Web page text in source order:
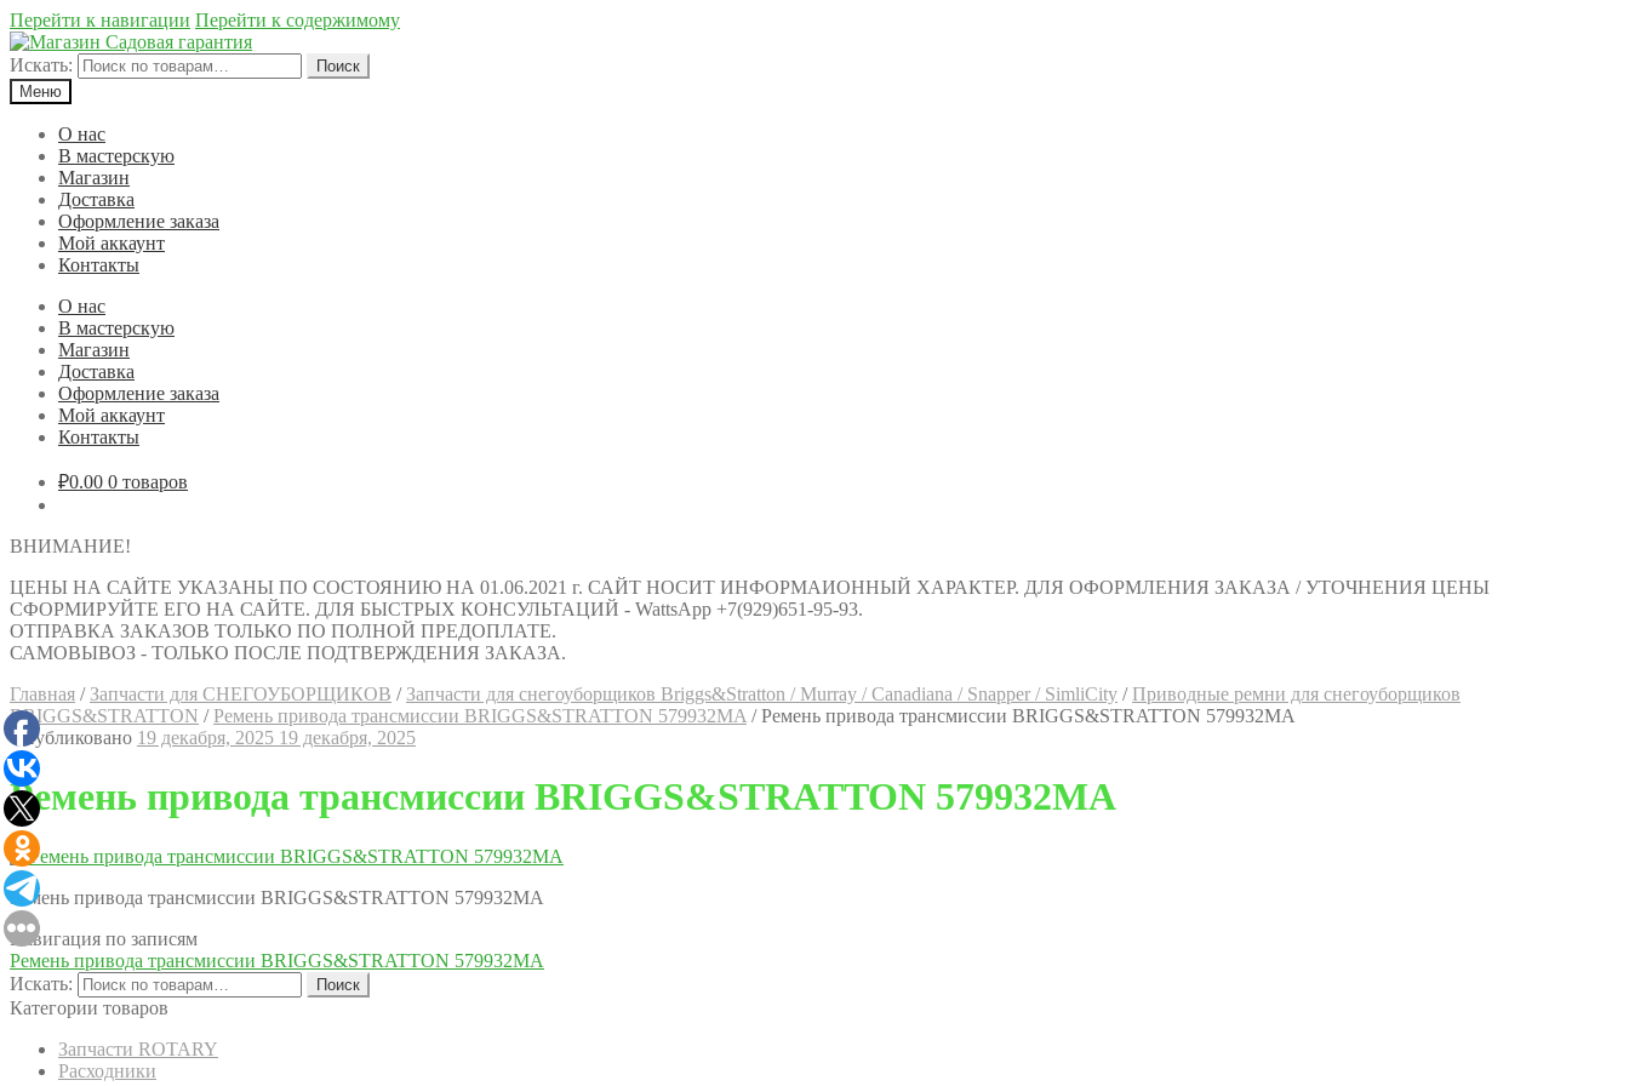
Перейти к навигации Перейти к содержимому
Искать:
Поиск
Меню
О нас
В мастерскую
Магазин
Доставка
Оформление заказа
Мой аккаунт
Контакты
О нас
В мастерскую
Магазин
Доставка
Оформление заказа
Мой аккаунт
Контакты
₽0.00 0 товаров
ВНИМАНИЕ!
ЦЕНЫ НА САЙТЕ УКАЗАНЫ ПО СОСТОЯНИЮ НА 01.06.2021 г. САЙТ НОСИТ ИНФОРМАИОННЫЙ ХАРАКТЕР. ДЛЯ ОФОРМЛЕНИЯ ЗАКАЗА / УТОЧНЕНИЯ ЦЕНЫ
СФОРМИРУЙТЕ ЕГО НА САЙТЕ. ДЛЯ БЫСТРЫХ КОНСУЛЬТАЦИЙ - WattsApp +7(929)651-95-93.
ОТПРАВКА ЗАКАЗОВ ТОЛЬКО ПО ПОЛНОЙ ПРЕДОПЛАТЕ.
САМОВЫВОЗ - ТОЛЬКО ПОСЛЕ ПОДТВЕРЖДЕНИЯ ЗАКАЗА.
Главная / Запчасти для СНЕГОУБОРЩИКОВ / Запчасти для снегоуборщиков Briggs&Stratton / Murray / Canadiana / Snapper / SimliCity / Приводные ремни для снегоуборщиков
BRIGGS&STRATTON / Ремень привода трансмиссии BRIGGS&STRATTON 579932MA /Ремень привода трансмиссии BRIGGS&STRATTON 579932MA
Опубликовано 19 декабря, 2025 19 декабря, 2025
Ремень привода трансмиссии BRIGGS&STRATTON 579932MA
Ремень привода трансмиссии BRIGGS&STRATTON 579932MA
Навигация по записям
Ремень привода трансмиссии BRIGGS&STRATTON 579932MA
Искать:
Поиск
Категории товаров
Запчасти ROTARY
Расходники